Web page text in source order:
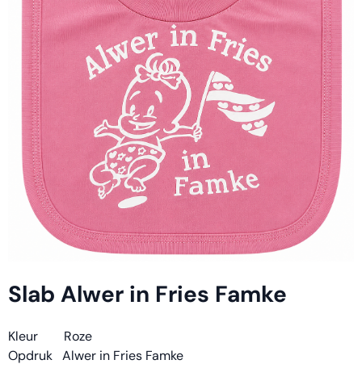
Slab Alwer in Fries Famke
Kleur Roze
Opdruk Alwer in Fries Famke